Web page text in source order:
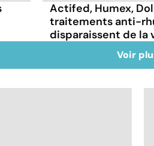
Actifed, Humex,
traitements anti-
disparaissent de la
Voir